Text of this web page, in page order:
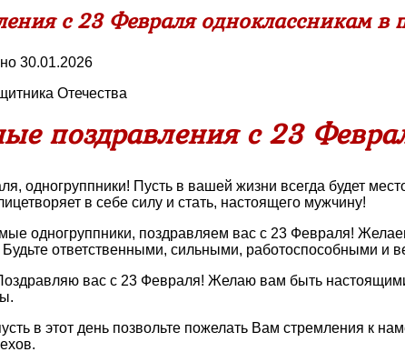
с 23 Февраля одноклассникам в
30.01.2026
поздравления с 23
одногруппники! Пусть в вашей жизни всегда будет
в себе силу и стать, настоящего мужчину!
одногруппники, поздравляем вас с 23 Февраля!
Будьте ответственными, сильными, работоспособными
вас с 23 Февраля! Желаю вам быть
в этот день позвольте пожелать Вам стремления к